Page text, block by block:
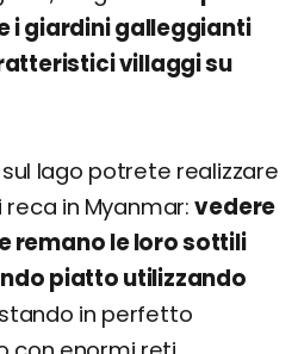
i giardini galleggianti
villaggi su
lago potrete realizzare
reca in Myanmar:vedere
remano le loro sottili
piatto utilizzando
in perfetto